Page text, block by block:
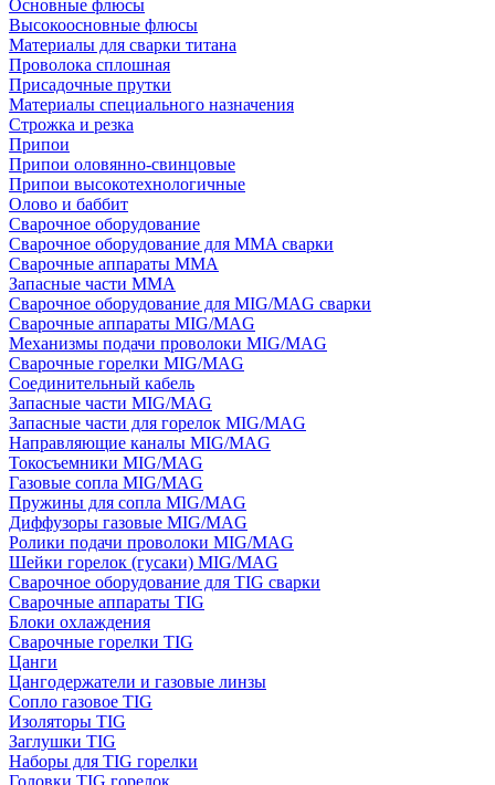
Основные флюсы
Высокоосновные флюсы
Материалы для сварки титана
Проволока сплошная
Присадочные прутки
Материалы специального назначения
Строжка и резка
Припои
Припои оловянно-свинцовые
Припои высокотехнологичные
Олово и баббит
Сварочное оборудование
Сварочное оборудование для MMA сварки
Сварочные аппараты MMA
Запасные части MMA
Сварочное оборудование для MIG/MAG сварки
Сварочные аппараты MIG/MAG
Механизмы подачи проволоки MIG/MAG
Сварочные горелки MIG/MAG
Соединительный кабель
Запасные части MIG/MAG
Запасные части для горелок MIG/MAG
Направляющие каналы MIG/MAG
Токосъемники MIG/MAG
Газовые сопла MIG/MAG
Пружины для сопла MIG/MAG
Диффузоры газовые MIG/MAG
Ролики подачи проволоки MIG/MAG
Шейки горелок (гусаки) MIG/MAG
Сварочное оборудование для TIG сварки
Сварочные аппараты TIG
Блоки охлаждения
Сварочные горелки TIG
Цанги
Цангодержатели и газовые линзы
Сопло газовое TIG
Изоляторы TIG
Заглушки TIG
Наборы для TIG горелки
Головки TIG горелок